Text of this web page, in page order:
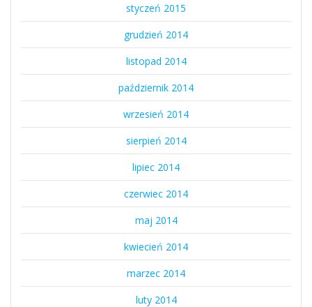
styczeń 2015
grudzień 2014
listopad 2014
październik 2014
wrzesień 2014
sierpień 2014
lipiec 2014
czerwiec 2014
maj 2014
kwiecień 2014
marzec 2014
luty 2014